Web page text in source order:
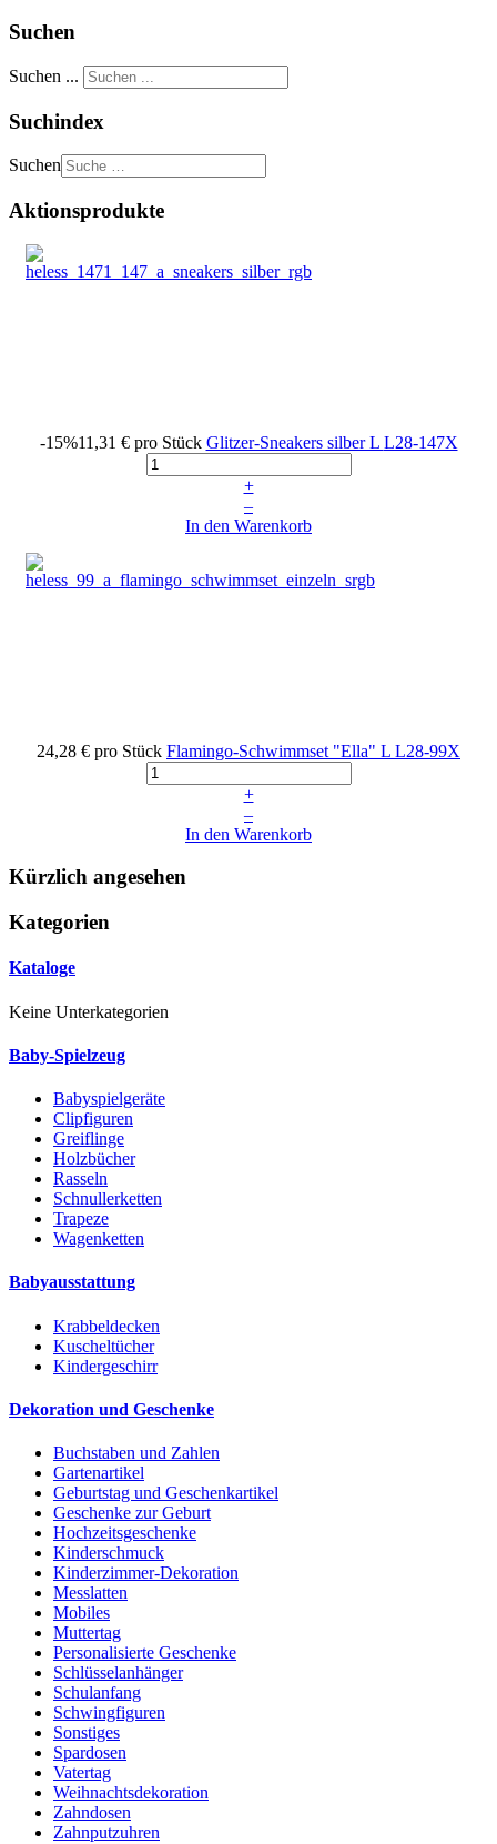
Suchen
Suchen ...
Suchindex
Suchen
Aktionsprodukte
-15%11,31 € pro Stück Glitzer-Sneakers silber L L28-147X
+
–
In den Warenkorb
24,28 € pro Stück Flamingo-Schwimmset "Ella" L L28-99X
+
–
In den Warenkorb
Kürzlich angesehen
Kategorien
Kataloge
Keine Unterkategorien
Baby-Spielzeug
Babyspielgeräte
Clipfiguren
Greiflinge
Holzbücher
Rasseln
Schnullerketten
Trapeze
Wagenketten
Babyausstattung
Krabbeldecken
Kuscheltücher
Kindergeschirr
Dekoration und Geschenke
Buchstaben und Zahlen
Gartenartikel
Geburtstag und Geschenkartikel
Geschenke zur Geburt
Hochzeitsgeschenke
Kinderschmuck
Kinderzimmer-Dekoration
Messlatten
Mobiles
Muttertag
Personalisierte Geschenke
Schlüsselanhänger
Schulanfang
Schwingfiguren
Sonstiges
Spardosen
Vatertag
Weihnachtsdekoration
Zahndosen
Zahnputzuhren